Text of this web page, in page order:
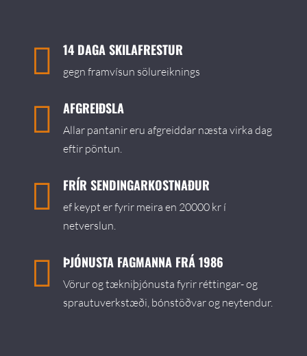
 14 DAGA SKILAFRESTUR
gegn framvísun sölureiknings
 AFGREIÐSLA
Allar pantanir eru afgreiddar næsta virka dag
eftir pöntun.
 FRÍR SENDINGARKOSTNAÐUR
ef keypt er fyrir meira en 20000 kr í
netverslun.
 ÞJÓNUSTA FAGMANNA FRÁ 1986
Vörur og tækniþjónusta fyrir réttingar- og
sprautuverkstæði, bónstöðvar og neytendur.